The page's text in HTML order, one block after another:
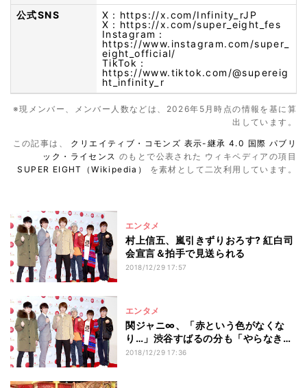
公式SNS
X： https://x.com/Infinity_rJP
X： https://x.com/super_eight_fes
Instagram：
https://www.instagram.com/super_
eight_official/
TikTok：
https://www.tiktok.com/@supereig
ht_infinity_r
※現メンバー、メンバー人数などは、2026年5月時点の情報を基に算
出しています。
この記事は、 クリエイティブ・コモンズ 表示-継承 4.0 国際 パブリ
ック・ライセンス のもとで公表された ウィキペディアの項目
SUPER EIGHT（Wikipedia） を素材として二次利用しています。
エンタメ
村上信五、嵐引きずりおろす? 紅白司
会宣言＆拍手で見送られる
2018/12/29 17:57
エンタメ
関ジャニ∞、「赤という色がなくな
り…」渋谷すばるの分も「やらなき
ゃ」
2018/12/29 17:36